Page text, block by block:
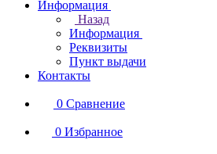
Информация
Назад
Информация
Реквизиты
Пункт выдачи
Контакты
0 Сравнение
0 Избранное